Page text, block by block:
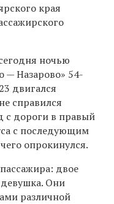
края
ночью
— Назарово» 54-
двигался
справился
с дороги в правый
с последующим
опрокинулся.
двое
Они
различной